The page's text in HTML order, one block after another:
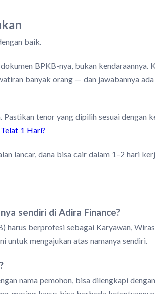
baik.
BPKB-nya, bukan kendaraannya.
banyak orang — dan jawabannya
tenor yang dipilih sesuai dengan
1 Hari?
lancar, dana bisa cair dalam 1–2 hari
sendiri di Adira Finance?
berprofesi sebagai Karyawan,
untuk mengajukan atas namanya sendiri.
nama pemohon, bisa dilengkapi